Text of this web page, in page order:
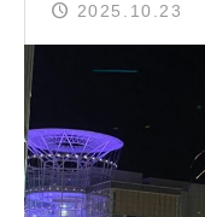
2025.10.23